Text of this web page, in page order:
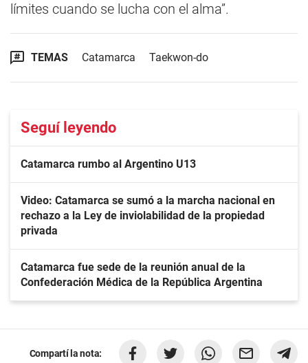
límites cuando se lucha con el alma”.
TEMAS Catamarca Taekwon-do
Seguí leyendo
Catamarca rumbo al Argentino U13
Video: Catamarca se sumó a la marcha nacional en
rechazo a la Ley de inviolabilidad de la propiedad
privada
Catamarca fue sede de la reunión anual de la
Confederación Médica de la República Argentina
Compartí la nota: